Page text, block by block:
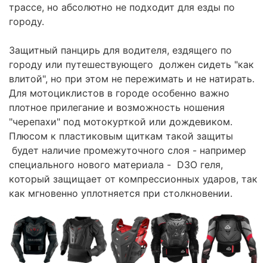
трассе, но абсолютно не подходит для езды по
городу.
Защитный панцирь для водителя, ездящего по
городу или путешествующего должен сидеть "как
влитой", но при этом не пережимать и не натирать.
Для мотоциклистов в городе особенно важно
плотное прилегание и возможность ношения
"черепахи" под мотокурткой или дождевиком.
Плюсом к пластиковым щиткам такой защиты
будет наличие промежуточного слоя - например
специального нового материала - D3O геля,
который защищает от компрессионных ударов, так
как мгновенно уплотняется при столкновении.